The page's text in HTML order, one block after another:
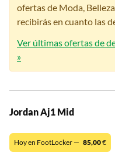
ofertas de Moda,
recibirás en cuanto las
Ver últimas ofertas de
»
Jordan Aj1 Mid
Hoy en FootLocker — 85,00€